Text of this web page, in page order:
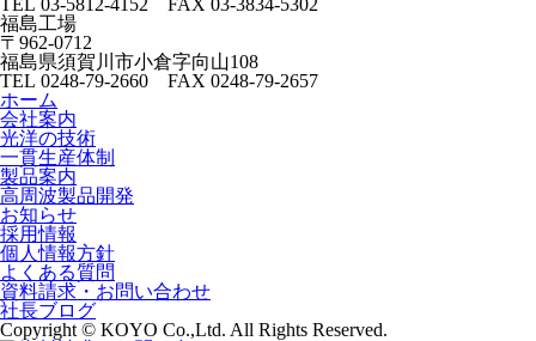
TEL 03-5812-4152 FAX 03-3834-5302
福島工場
〒962-0712
福島県須賀川市小倉字向山108
TEL 0248-79-2660 FAX 0248-79-2657
ホーム
会社案内
光洋の技術
一貫生産体制
製品案内
高周波製品開発
お知らせ
採用情報
個人情報方針
よくある質問
資料請求・お問い合わせ
社長ブログ
Copyright © KOYO Co.,Ltd. All Rights Reserved.